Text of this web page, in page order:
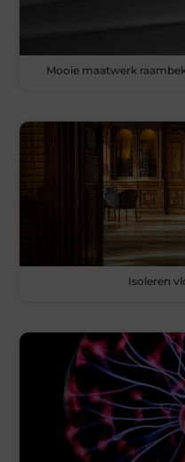
Mooie maatwerk
Isoleren